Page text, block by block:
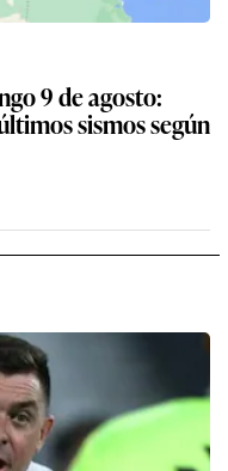
9 de agosto:
sismos según